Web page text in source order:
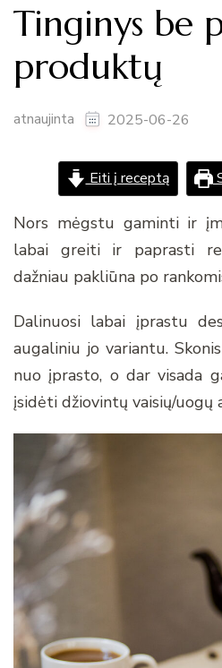
Tinginys be
produktų
atnaujinta 2025-06-26
Eiti į receptą
Nors mėgstu gaminti ir
labai greiti ir paprasti
dažniau pakliūna po
Dalinuosi labai įprastu
augaliniu jo variantu.
nuo įprasto, o dar visada
įsidėti džiovintų vaisių/uogų